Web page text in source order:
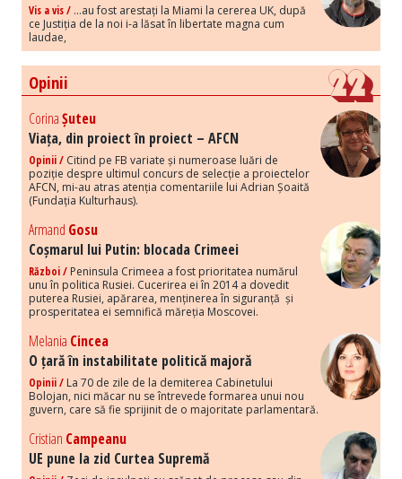
Vis a vis / ...au fost arestați la Miami la cererea UK, după
ce Justiția de la noi i-a lăsat în libertate magna cum
laudae,
Opinii
CorinaȘuteu
Viața, din proiect în proiect – AFCN
Opinii / Citind pe FB variate și numeroase luări de
poziție despre ultimul concurs de selecție a proiectelor
AFCN, mi-au atras atenția comentariile lui Adrian Șoaită
(Fundația Kulturhaus).
Armand Gosu
Coșmarul lui Putin: blocada Crimeei
Război / Peninsula Crimeea a fost prioritatea numărul
unu în politica Rusiei. Cucerirea ei în 2014 a dovedit
puterea Rusiei, apărarea, menținerea în siguranță și
prosperitatea ei semnifică măreția Moscovei.
Melania Cincea
O țară în instabilitate politică majoră
Opinii / La 70 de zile de la demiterea Cabinetului
Bolojan, nici măcar nu se întrevede formarea unui nou
guvern, care să fie sprijinit de o majoritate parlamentară.
Cristian Campeanu
UE pune la zid Curtea Supremă